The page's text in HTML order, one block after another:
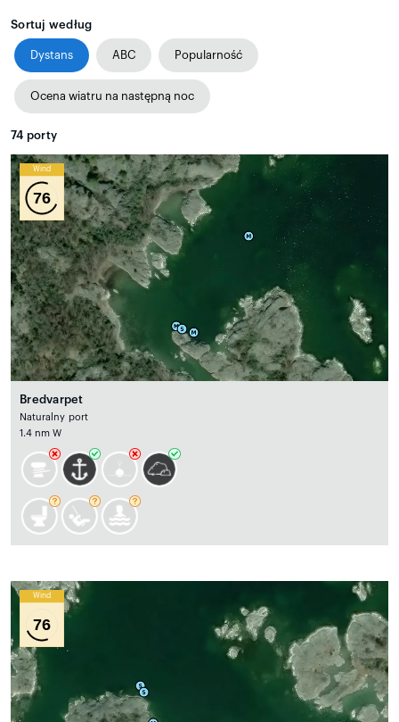
Sortuj według
Dystans ABC Popularność
Ocena wiatru na następną noc
74 porty
Wind
76
Bredvarpet
Naturalny port
1.4 nm W
Wind
76